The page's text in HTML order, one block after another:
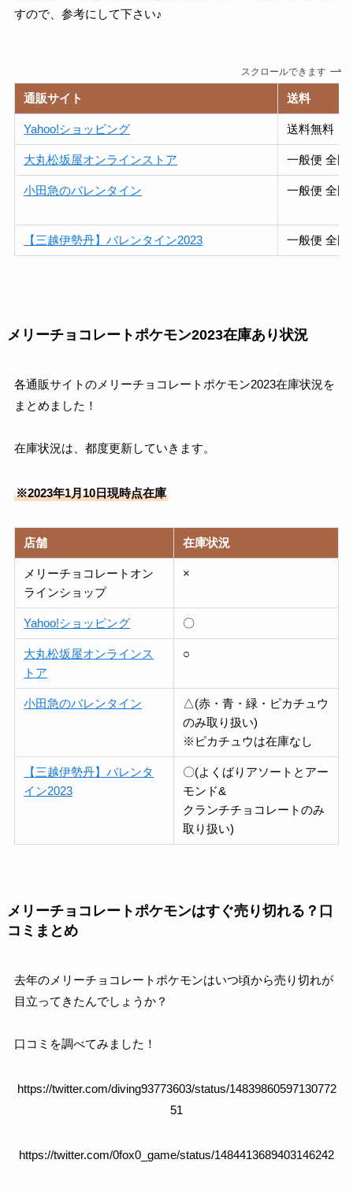
すので、参考にして下さい♪
スクロールできます
通販サイト 送料
Yahoo!ショッピング 送料無料
大丸松坂屋オンラインストア 一般便 全国
小田急のバレンタイン 一般便 全国
【三越伊勢丹】バレンタイン2023 一般便 全国
メリーチョコレートポケモン2023在庫あり状況
各通販サイトのメリーチョコレートポケモン2023在庫状況を
まとめました！
在庫状況は、都度更新していきます。
※2023年1月10日現時点在庫
店舗 在庫状況
メリーチョコレートオン
ラインショップ
×
Yahoo!ショッピング 〇
大丸松坂屋オンラインス
トア
○
小田急のバレンタイン
△(赤・青・緑・ピカチュウ
のみ取り扱い)
※ピカチュウは在庫なし
【三越伊勢丹】バレンタ
イン2023
〇(よくばりアソートとアー
モンド&
クランチチョコレートのみ
取り扱い)
メリーチョコレートポケモンはすぐ売り切れる？口
コミまとめ
去年のメリーチョコレートポケモンはいつ頃から売り切れが
目立ってきたんでしょうか？
口コミを調べてみました！
https://twitter.com/diving93773603/status/14839860597130772
51
https://twitter.com/0fox0_game/status/1484413689403146242